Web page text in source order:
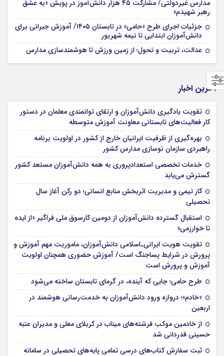
مدارس غیردولتی/ مشارکت ۴۵ هزار دانش‌آموز در پویش «به عشق
رهبر شهیدم»
جزئیات اجرای طرح «حامی» در تابستان ۱۴۰۵/ آموزش جبرانی برای
دانش‌آموزان ابتدایی تا نیمه شهریور
عدالت، تربیت و تحول؛ از زمین ورزش تا هوشمندسازی مدارس
آخرین اخبار
تقویت یادگیری دانش‌آموزان و ارتقای توانمندی معلمان در دستور
کار فعالیت‌های تابستانی معاونت آموزش متوسطه
بهره‌گیری از ظرفیت ایرانیان خارج از کشور در اولویت برنامه
راهبردی سازمان نوسازی مدارس کشور
خدمات تخصصی استعدادپروری به همه دانش‌آموزان مستعد کشور
گسترش می‌یابد
کار تیمی و مدیریت اثربخش منابع انسانی؛ دو رکن آغاز سال
تحصیلی
استقبال گسترده دانش‌آموزان از دومین کارسوق ملی فراگیر «از ایده
تا خوارزمی»
تقویت هویت ایرانی‌ـ‌اسلامی دانش‌آموزان، ماموریت مهم آموزش و
پرورش در شرایط پساجنگ است/ آموزش حضوری همچنان اولویت
آموزش و پرورش است
طرح حامی؛ جایی که آینده، در گرمای تابستان ساخته می‌شود
«خادم»؛ دروازه ورود دانش‌آموزان به خدمت‌رسانی هوشمند در
اربعین
از خادمین موکب فرشته‌های میناب در کربلای معلی و مدیران عتبه
حسینی قدردانی شد
ثبت سفارش کتاب‌های درسی تمامی پایه‌های تحصیلی در سامانه